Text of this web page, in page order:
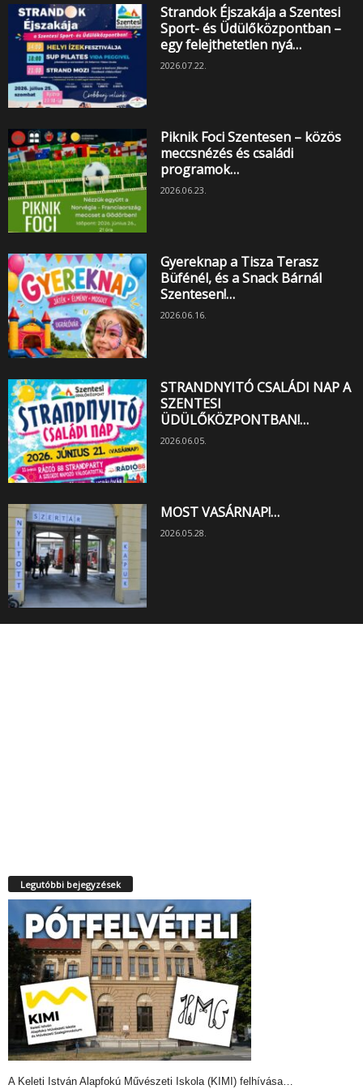
Strandok Éjszakája a Szentesi
Sport- és Üdülőközpontban –
egy felejthetetlen nyá…
2026.07.22.
Piknik Foci Szentesen – közös
meccsnézés és családi
programok…
2026.06.23.
Gyereknap a Tisza Terasz
Büfénél, és a Snack Bárnál
Szentesen!…
2026.06.16.
STRANDNYITÓ CSALÁDI NAP A
SZENTESI
ÜDÜLŐKÖZPONTBAN!…
2026.06.05.
MOST VASÁRNAP!…
2026.05.28.
Legutóbbi bejegyzések
A Keleti István Alapfokú Művészeti Iskola (KIMI) felhívása…